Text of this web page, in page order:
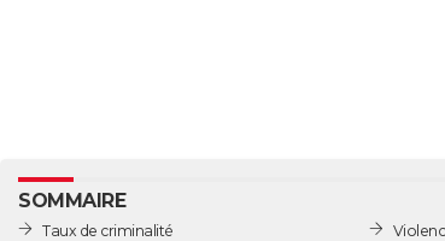
SOMMAIRE
Taux de criminalité